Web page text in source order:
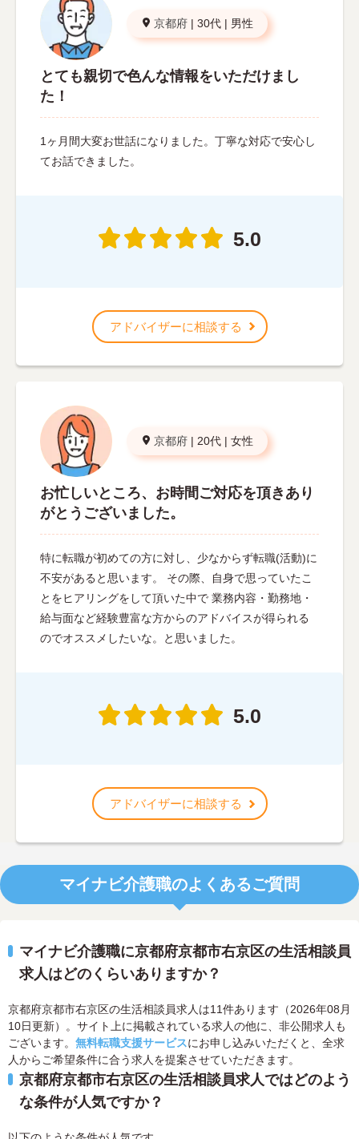
京都府 | 30代 | 男性
とても親切で色んな情報をいただけまし
た！
1ヶ月間大変お世話になりました。丁寧な対応で安心し
てお話できました。
5.0
アドバイザーに相談する
京都府 | 20代 | 女性
お忙しいところ、お時間ご対応を頂きあり
がとうございました。
特に転職が初めての方に対し、少なからず転職(活動)に
不安があると思います。 その際、自身で思っていたこ
とをヒアリングをして頂いた中で 業務内容・勤務地・
給与面など経験豊富な方からのアドバイスが得られる
のでオススメしたいな。と思いました。
5.0
アドバイザーに相談する
マイナビ介護職のよくあるご質問
マイナビ介護職に京都府京都市右京区の生活相談員
求人はどのくらいありますか？
京都府京都市右京区の生活相談員求人は11件あります（2026年08月
10日更新）。サイト上に掲載されている求人の他に、非公開求人も
ございます。 無料転職支援サービスにお申し込みいただくと、全求
人からご希望条件に合う求人を提案させていただきます。
京都府京都市右京区の生活相談員求人ではどのよう
な条件が人気ですか？